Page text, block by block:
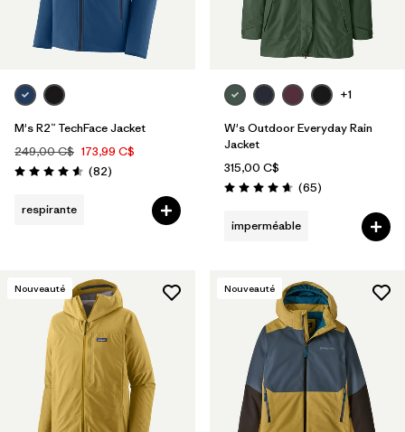
M's R2™ TechFace Jacket
249,00 C$ 173,99 C$
Évaluation: 4.6 / 5
(82Avis
)
respirante
+1
W's Outdoor Everyday Rain
Jacket
315,00 C$
Évaluation: 4.7 / 5
(65Avis
)
imperméable
Nouveauté Nouveauté